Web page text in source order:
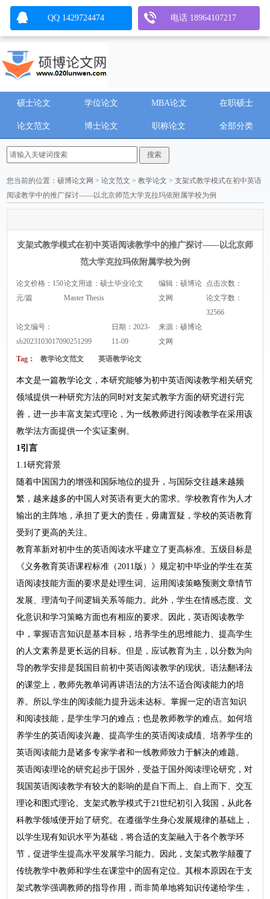
硕士论文 学位论文 MBA论文 在职硕士
论文范文 博士论文 职称论文 全部分类
您当前的位置：硕博论文网 >论文范文 >教学论文 > 支架式教学模式在初中英语
阅读教学中的推广探讨——以北京师范大学克拉玛依附属学校为例
支架式教学模式在初中英语阅读教学中的推广探讨——以北京师
范大学克拉玛依附属学校为例
论文价格：150
元/篇
论文用途：硕士毕业论文
Master Thesis
编辑：硕博论
文网
点击次数：
论文字数：
32566
论文编号：
sb2023103017090251299
日期：2023-
11-09
来源：硕博论
文网
Tag： 教学论文范文 英语教学论文
本文是一篇教学论文，本研究能够为初中英语阅读教学相关研究
领域提供一种研究方法的同时对支架式教学方面的研究进行完
善，进一步丰富支架式理论，为一线教师进行阅读教学在采用该
教学法方面提供一个实证案例。
1引言
1.1研究背景
随着中国国力的增强和国际地位的提升，与国际交往越来越频
繁，越来越多的中国人对英语有更大的需求。学校教育作为人才
输出的主阵地，承担了更大的责任，毋庸置疑，学校的英语教育
受到了更高的关注。
教育革新对初中生的英语阅读水平建立了更高标准。五级目标是
《义务教育英语课程标准（2011版）》规定初中毕业的学生在英
语阅读技能方面的要求是处理生词、运用阅读策略预测文章情节
发展、理清句子间逻辑关系等能力。此外，学生在情感态度、文
化意识和学习策略方面也有相应的要求。因此，英语阅读教学
中，掌握语言知识是基本目标，培养学生的思维能力、提高学生
的人文素养是更长远的目标。但是，应试教育为主，以分数为向
导的教学安排是我国目前初中英语阅读教学的现状。语法翻译法
的课堂上，教师先教单词再讲语法的方法不适合阅读能力的培
养。所以,学生的阅读能力提升远未达标。掌握一定的语言知识
和阅读技能，是学生学习的难点；也是教师教学的难点。如何培
养学生的英语阅读兴趣、提高学生的英语阅读成绩、培养学生的
英语阅读能力是诸多专家学者和一线教师致力于解决的难题。
英语阅读理论的研究起步于国外，受益于国外阅读理论研究，对
我国英语阅读教学有较大的影响的是自下而上、自上而下、交互
理论和图式理论。支架式教学模式于21世纪初引入我国，从此各
科教学领域便开始了研究。在遵循学生身心发展规律的基础上，
以学生现有知识水平为基础，将合适的支架融入于各个教学环
节，促进学生提高水平发展学习能力。因此，支架式教学颠覆了
传统教学中教师和学生在课堂中的固有定位。其根本原因在于支
架式教学强调教师的指导作用，而非简单地将知识传递给学生，
QQ 1429724474 电话 18964107217